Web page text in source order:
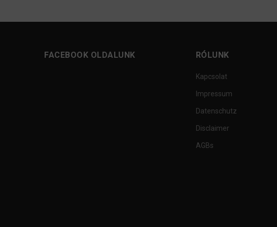
FACEBOOK OLDALUNK RÓLUNK
Kapcsolat
Impressum
Datenschutz
Disclaimer
AGBs